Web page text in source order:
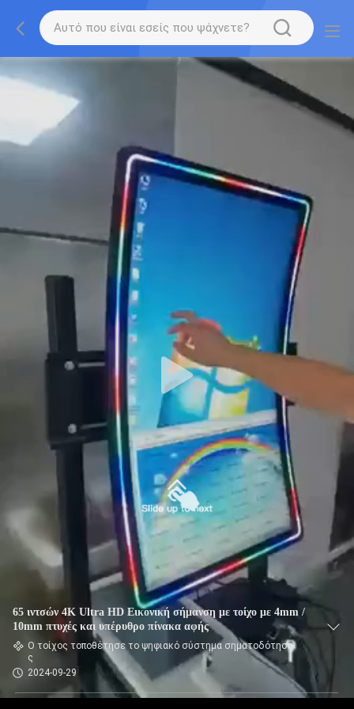
65 ιντσών 4K Ultra HD Εικονική σήμανση με τοίχο με 4mm /
10mm πτυχές και υπέρυθρο πίνακα αφής
Ο τοίχος τοποθέτησε το ψηφιακό σύστημα σηματοδότηση
ς
2024-09-29